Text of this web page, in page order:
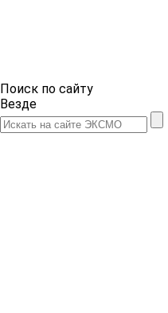
Поиск по сайту
Везде